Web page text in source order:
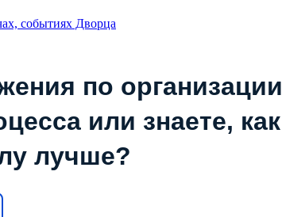
событиях Дворца
по организации
или знаете, как
лучше?